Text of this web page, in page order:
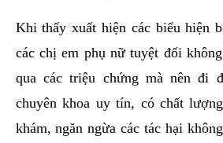
Khi thấy xuất hiện các biểu hiện
các chị em phụ nữ tuyệt đối
qua các triệu chứng mà nên đi
chuyên khoa uy tín, có chất
khám, ngăn ngừa các tác hại